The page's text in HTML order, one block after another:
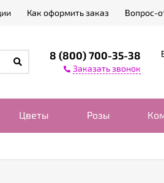
Как оформить заказ Вопрос-
8 (800) 700-35-38
Заказать звонок
Цветы Розы